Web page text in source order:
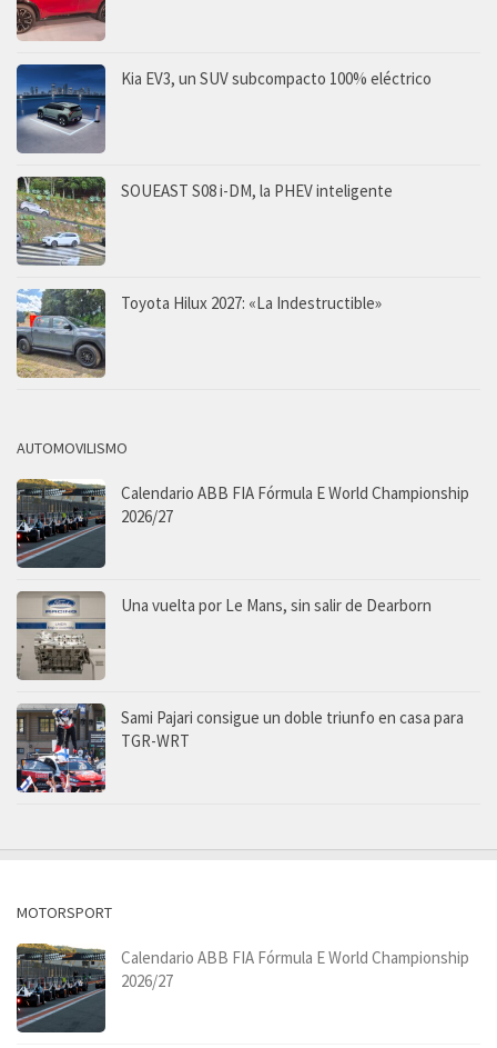
Kia EV3, un SUV subcompacto 100% eléctrico
SOUEAST S08 i-DM, la PHEV inteligente
Toyota Hilux 2027: «La Indestructible»
AUTOMOVILISMO
Calendario ABB FIA Fórmula E World Championship
2026/27
Una vuelta por Le Mans, sin salir de Dearborn
Sami Pajari consigue un doble triunfo en casa para
TGR-WRT
MOTORSPORT
Calendario ABB FIA Fórmula E World Championship
2026/27